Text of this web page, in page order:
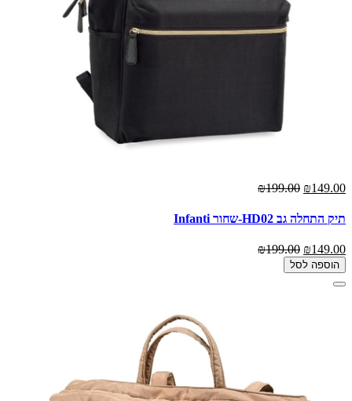
₪149.00
₪199.00
תיק התחלה גב HD02-שחור Infanti
₪149.00
₪199.00
הוספה לסל